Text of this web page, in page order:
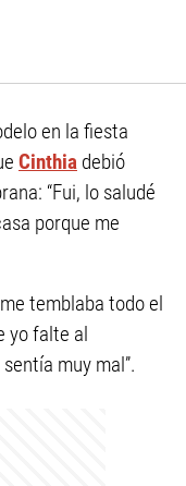
en la fiesta
Cinthia debió
“Fui, lo saludé
porque me
temblaba todo el
yo falte al
muy mal”.